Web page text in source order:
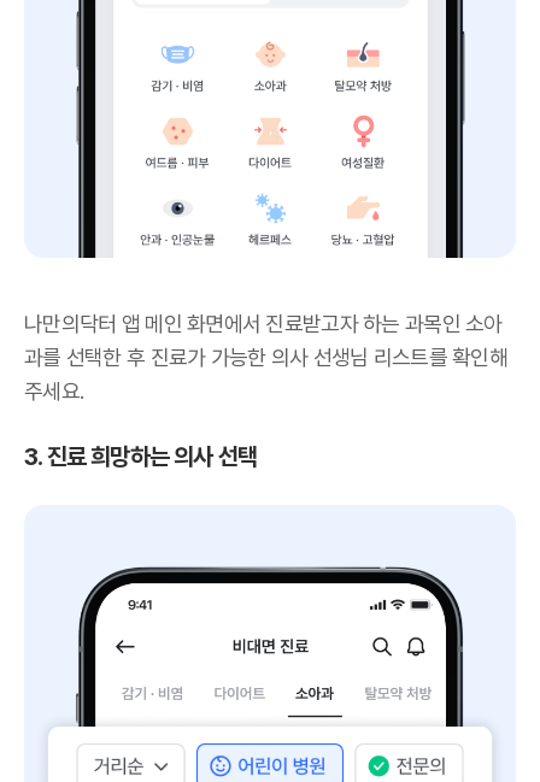
나만의닥터 앱 메인 화면에서 진료받고자 하는 과목인 소아
과를 선택한 후 진료가 가능한 의사 선생님 리스트를 확인해
주세요.
3. 진료 희망하는 의사 선택